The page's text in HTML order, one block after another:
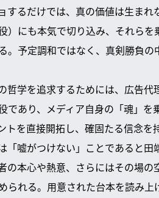
するだけでは、真の価値は生ま
）にも本気で切り込み、それらを
。予定調和ではなく、真剣勝負
哲学を追求するためには、広告
であり、メディア自身の「魂」を
トを直接開拓し、確固たる信念を
「嘘がつけない」ことであると田
の本心や熱意、さらにはその場
られる。用意された台本を読み